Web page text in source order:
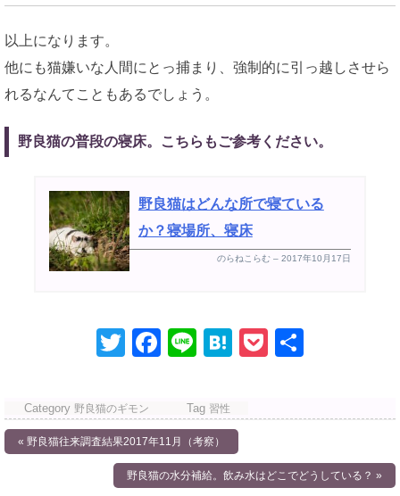
以上になります。
他にも猫嫌いな人間にとっ捕まり、強制的に引っ越しさせら
れるなんてこともあるでしょう。
野良猫の普段の寝床。こちらもご参考ください。
野良猫はどんな所で寝ている
か？寝場所、寝床
のらねこらむ – 2017年10月17日
T
tt
er
F
e
b
o
Li
e
H
n
a
P
et
Category 野良猫のギモン Tag 習性
投
« 野良猫往来調査結果2017年11月（考察）
野良猫の水分補給。飲み水はどこでどうしている？ »